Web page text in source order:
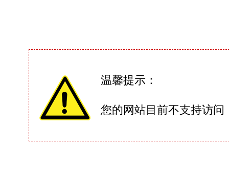
温馨提示：
您的网站目前不支持访